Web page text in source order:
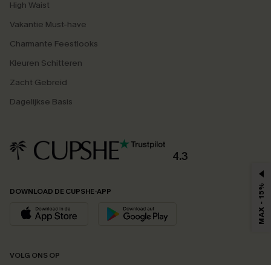
High Waist
Vakantie Must-have
Charmante Feestlooks
Kleuren Schitteren
Zacht Gebreid
Dagelijkse Basis
4.3
DOWNLOAD DE CUPSHE-APP
VOLG ONS OP
MAX - 15%